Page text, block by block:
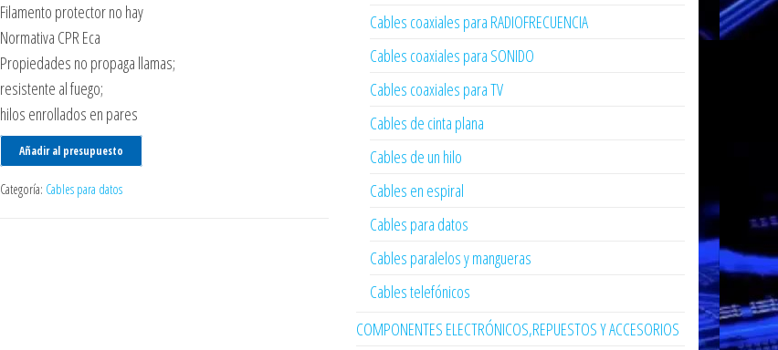
Filamento protector no hay
Normativa CPR Eca
Propiedades no propaga llamas;
resistente al fuego;
hilos enrollados en pares
Añadir al presupuesto
Categoría: Cables para datos
Cables coaxiales para RADIOFRECUENCIA
Cables coaxiales para SONIDO
Cables coaxiales para TV
Cables de cinta plana
Cables de un hilo
Cables en espiral
Cables para datos
Cables paralelos y mangueras
Cables telefónicos
COMPONENTES ELECTRÓNICOS,REPUESTOS Y ACCESORIOS